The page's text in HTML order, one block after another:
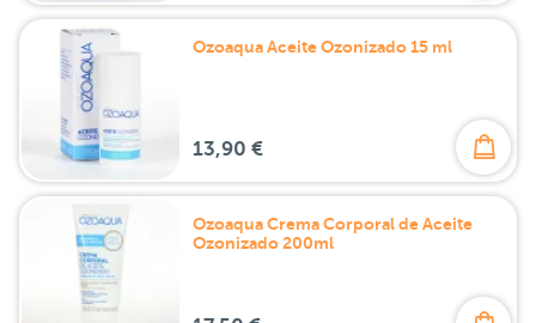
Ozoaqua Aceite Ozonizado 15 ml
13,90 €
Ozoaqua Crema Corporal de Aceite
Ozonizado 200ml